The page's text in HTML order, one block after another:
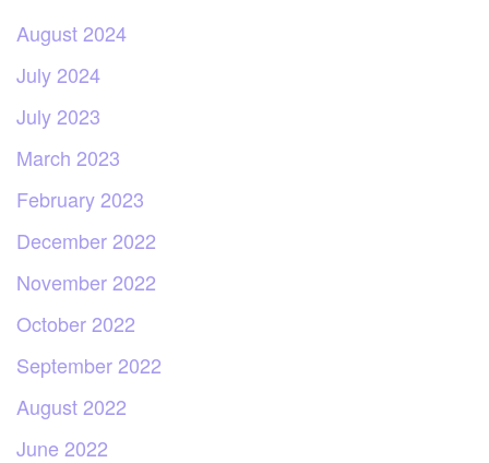
August 2024
July 2024
July 2023
March 2023
February 2023
December 2022
November 2022
October 2022
September 2022
August 2022
June 2022